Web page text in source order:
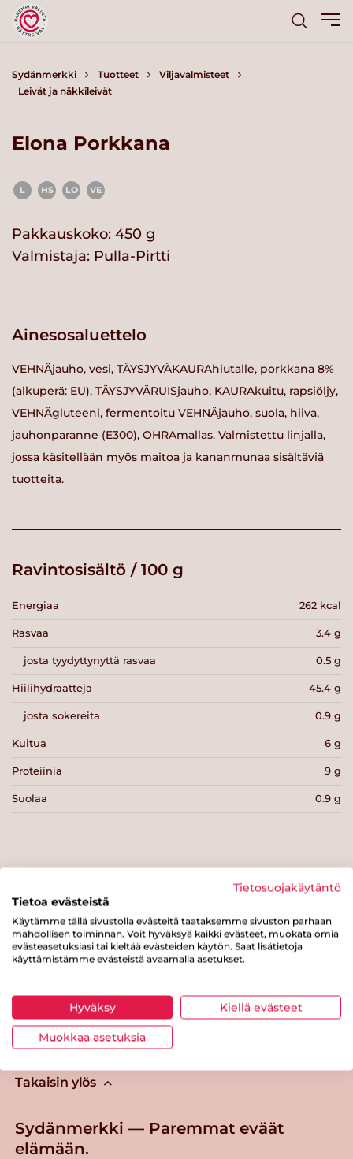
Sydänmerkki Tuotteet
Viljavalmisteet
Leivät ja näkkileivät
Elona Porkkana
L HS LO VE
Pakkauskoko: 450 g
Valmistaja: Pulla-Pirtti
Ainesosaluettelo
VEHNÄjauho, vesi, TÄYSJYVÄKAURAhiutalle, porkkana 8%
(alkuperä: EU), TÄYSJYVÄRUISjauho, KAURAkuitu, rapsiöljy,
VEHNÄgluteeni, fermentoitu VEHNÄjauho, suola, hiiva,
jauhonparanne (E300), OHRAmallas. Valmistettu linjalla,
jossa käsitellään myös maitoa ja kananmunaa sisältäviä
tuotteita.
Ravintosisältö / 100 g
Energiaa 262 kcal
Rasvaa 3.4 g
josta tyydyttynyttä rasvaa 0.5 g
Hiilihydraatteja 45.4 g
josta sokereita 0.9 g
Kuitua 6 g
Proteiinia 9 g
Suolaa 0.9 g
Tästä merkistä tunnistat
Sydänmerkki-tuotteen
Takaisin ylös
Sydänmerkki — Paremmat eväät
elämään.
Tietosuojakäytäntö
Tietoa evästeistä
Käytämme tällä sivustolla evästeitä taataksemme sivuston parhaan
mahdollisen toiminnan. Voit hyväksyä kaikki evästeet, muokata omia
evästeasetuksiasi tai kieltää evästeiden käytön. Saat lisätietoja
käyttämistämme evästeistä avaamalla asetukset.
Hyväksy Kiellä evästeet
Muokkaa asetuksia